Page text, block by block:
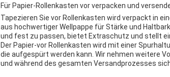
Für Papier-Rollenkasten vor verpacken und
Tapezieren Sie vor Rollenkasten wird verpackt in
aus hochwertiger Wellpappe für Stärke und
und fest zu passen, bietet Extraschutz und stellt
Der Papier-vor Rollenkasten wird mit einer
die aufgespürt werden kann. Wir nehmen weitere
und während des gesamten Versandprozesses